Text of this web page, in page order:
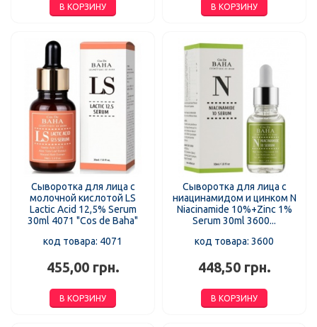
В КОРЗИНУ В КОРЗИНУ
Сыворотка для лица с
молочной кислотой LS
Lactic Acid 12,5% Serum
30ml 4071 "Cos de Baha"
код товара: 4071
455,00 грн.
В КОРЗИНУ
Сыворотка для лица с
ниацинамидом и цинком N
Niacinamide 10%+Zinc 1%
Serum 30ml 3600...
код товара: 3600
448,50 грн.
В КОРЗИНУ